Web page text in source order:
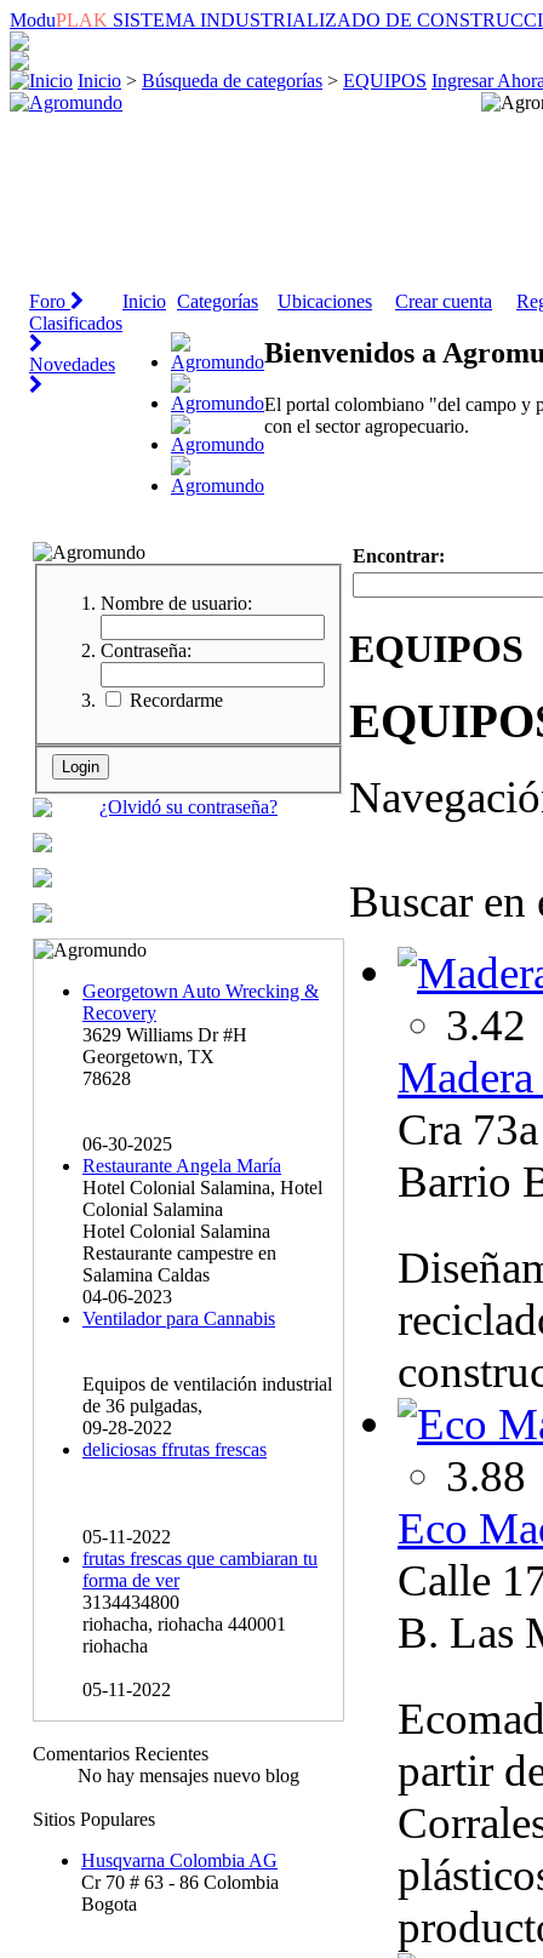
ModuPLAK SISTEMA INDUSTRIALIZADO DE
Inicio > Búsqueda de categorías > EQUIPOS Ingresar
Foro
Clasificados
Novedades
Inicio Categorías Ubicaciones Crear cuenta
Bienvenidos a
El portal colombiano "del campo y
con el sector agropecuario.
Nombre de usuario:
Contraseña:
Recordarme
¿Olvidó su contraseña?
Georgetown Auto Wrecking &
Recovery
3629 Williams Dr #H
Georgetown, TX
78628
06-30-2025
Restaurante Angela María
Hotel Colonial Salamina, Hotel
Colonial Salamina
Hotel Colonial Salamina
Restaurante campestre en
Salamina Caldas
04-06-2023
Ventilador para Cannabis
Equipos de ventilación industrial
de 36 pulgadas,
09-28-2022
deliciosas ffrutas frescas
05-11-2022
frutas frescas que cambiaran tu
forma de ver
3134434800
riohacha, riohacha 440001
riohacha
05-11-2022
Comentarios Recientes
No hay mensajes nuevo blog
Sitios Populares
Husqvarna Colombia AG
Cr 70 # 63 - 86 Colombia
Bogota
Encontrar:
EQUIPOS
Buscar en
3.42
Cra
Barrio
3.88
Eco
Calle
B. Las
partir